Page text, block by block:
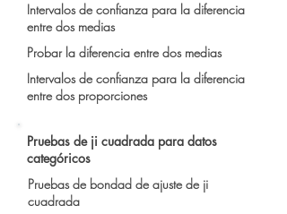
Intervalos de confianza para la diferencia
entre dos medias
Probar la diferencia entre dos medias
Intervalos de confianza para la diferencia
entre dos proporciones
Pruebas de ji cuadrada para datos
categóricos
Pruebas de bondad de ajuste de ji
cuadrada